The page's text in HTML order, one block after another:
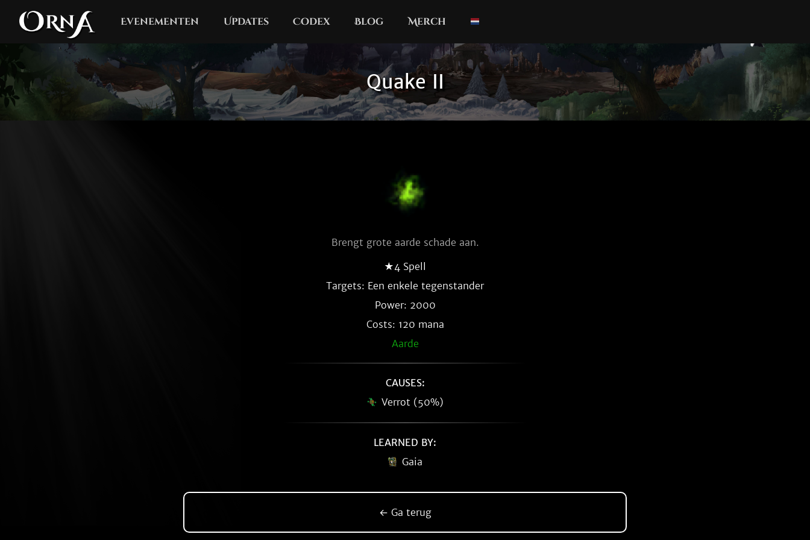
Evenementen Updates Codex Blog Merch
Quake II
Brengt grote aarde schade aan.
★4 Spell
Targets: Een enkele tegenstander
Power: 2000
Costs: 120 mana
Aarde
CAUSES:
Verrot (50%)
LEARNED BY:
Gaia
← Ga terug